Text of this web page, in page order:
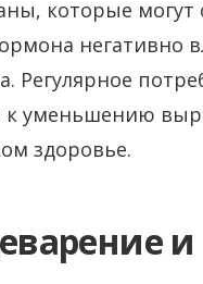
которые могут
негативно
Регулярное
к уменьшению
здоровье.